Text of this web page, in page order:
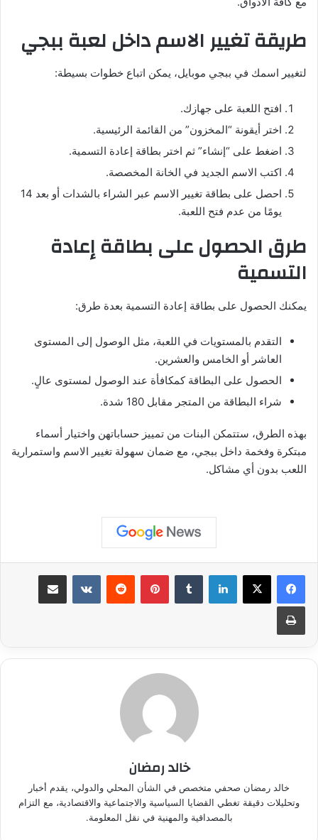
طريقة تغيير الاسم داخل لعبة ببجي
لتغيير اسمك في ببجي موبايل، يمكن اتباع خطوات بسيطة:
افتح اللعبة على جهازك.
اختر أيقونة “المخزون” من القائمة الرئيسية.
اضغط على “إنشاء” ثم اختر بطاقة إعادة التسمية.
اكتب الاسم الجديد في الخانة المخصصة.
احصل على بطاقة تغيير الاسم عبر الشراء بالشدات أو بعد 14
يومًا من عدم فتح اللعبة.
طرق الحصول على بطاقة إعادة
التسمية
يمكنك الحصول على بطاقة إعادة التسمية بعدة طرق:
التقدم بالمستويات في اللعبة، مثل الوصول إلى المستوى
العاشر أو الخامس والعشرين.
الحصول على البطاقة كمكافأة عند الوصول لمستوى عالٍ.
شراء البطاقة من المتجر مقابل 180 شدة.
بهذه الطرق، ستتمكن البنات من تمييز حساباتهن واختيار أسماء
مبتكرة وفخمة داخل ببجي، مع ضمان سهولة تغيير الاسم واستمرارية
اللعب بدون أي مشاكل.
لينكدإن بينتيريست مشاركة عبر البريد
طباعة
خالد رمضان
خالد رمضان صحفي متخصص في الشأن المحلي والدولي، يقدم أخبار
وتحليلات دقيقة تغطي القضايا السياسية والاجتماعية والاقتصادية، مع التزام
بالمصداقية والمهنية في نقل المعلومة.